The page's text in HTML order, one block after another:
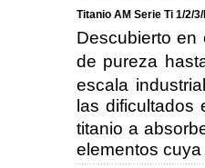
Titanio AM Serie Ti 1/2/
Descubierto
de pureza
escala
las dificultados
titanio a
elementos